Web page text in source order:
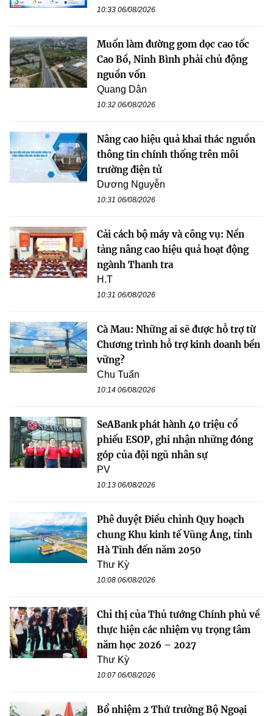
10:33 06/08/2026
Muốn làm đường gom dọc cao tốc
Cao Bồ, Ninh Bình phải chủ động
nguồn vốn
Quang Dân
10:32 06/08/2026
Nâng cao hiệu quả khai thác nguồn
thông tin chính thống trên môi
trường điện tử
Dương Nguyễn
10:31 06/08/2026
Cải cách bộ máy và công vụ: Nền
tảng nâng cao hiệu quả hoạt động
ngành Thanh tra
H.T
10:31 06/08/2026
Cà Mau: Những ai sẽ được hỗ trợ từ
Chương trình hỗ trợ kinh doanh bền
vững?
Chu Tuấn
10:14 06/08/2026
SeABank phát hành 40 triệu cổ
phiếu ESOP, ghi nhận những đóng
góp của đội ngũ nhân sự
PV
10:13 06/08/2026
Phê duyệt Điều chỉnh Quy hoạch
chung Khu kinh tế Vũng Áng, tỉnh
Hà Tĩnh đến năm 2050
Thư Kỳ
10:08 06/08/2026
Chỉ thị của Thủ tướng Chính phủ về
thực hiện các nhiệm vụ trọng tâm
năm học 2026 – 2027
Thư Kỳ
10:07 06/08/2026
Bổ nhiệm 2 Thứ trưởng Bộ Ngoại